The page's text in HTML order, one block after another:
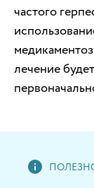
частого
лечение